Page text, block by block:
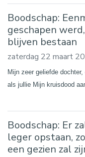
Boodschap:
geschapen
blijven bestaan
zaterdag 22 maart
Mijn zeer geliefde
als jullie Mijn kruisdood
Boodschap: Er
leger opstaan,
een gezien zal